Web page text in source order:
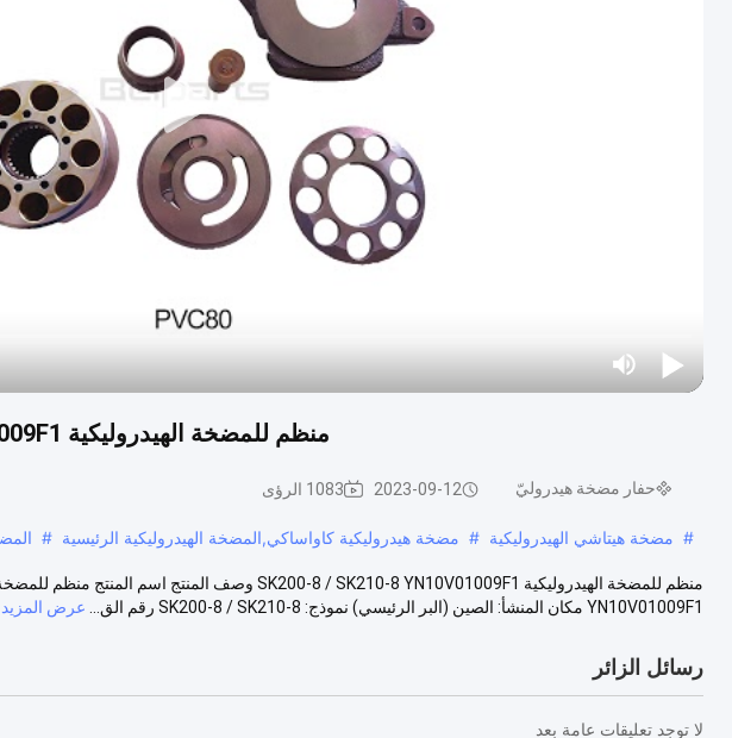
منظم للمضخة الهيدروليكية SK200-8 / SK210-8 YN10V01009F1
حفار مضخة هيدروليّ 2023-09-12 1083 الرؤى
# مضخة هيتاشي الهيدروليكية # مضخة هيدروليكية كاواساكي,المضخة الهيدروليكية الرئيسية #
YN10V01009F1 مكان المنشأ: الصين (البر الرئيسي) نموذج: SK200-8 / SK210-8 رقم الق...
عرض المزيد
رسائل الزائر
لا توجد تعليقات عامة بعد